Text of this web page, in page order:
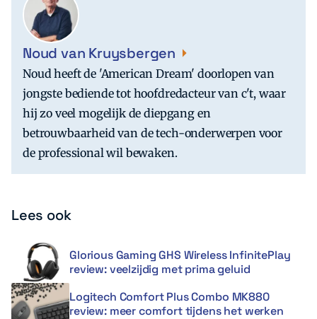
Noud van Kruysbergen
Noud heeft de 'American Dream' doorlopen van
jongste bediende tot hoofdredacteur van c't, waar
hij zo veel mogelijk de diepgang en
betrouwbaarheid van de tech-onderwerpen voor
de professional wil bewaken.
Lees ook
Glorious Gaming GHS Wireless InfinitePlay
review: veelzijdig met prima geluid
Logitech Comfort Plus Combo MK880
review: meer comfort tijdens het werken